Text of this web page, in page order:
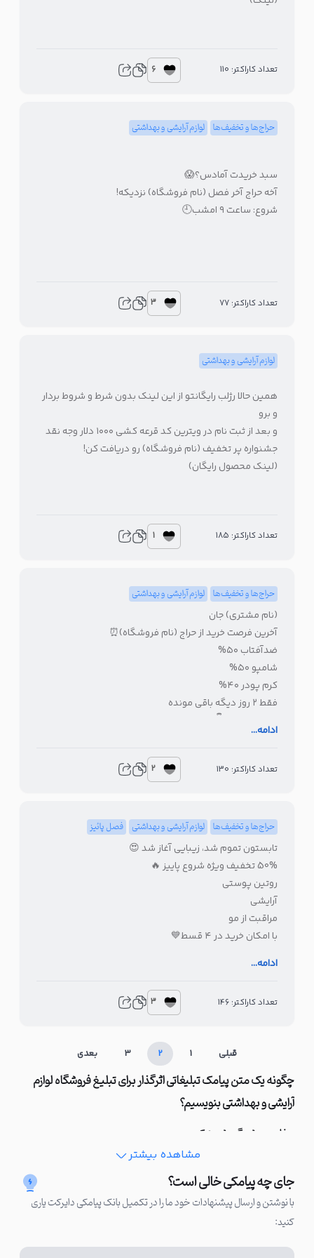
تعداد کاراکتر: 110 6
حراج‌ها و تخفیف‌ها لوازم آرایشی و بهداشتی
سبد خریدت آمادس؟😱
آخه حراج آخر فصل (نام فروشگاه) نزدیکه!
شروع: ساعت ۹ امشب🕘
تعداد کاراکتر: 77 3
لوازم آرایشی و بهداشتی
همین حالا رژلب رایگانتو از این لینک بدون‌ شرط و شروط بردار
و برو
و بعد از ثبت نام در ویترین کد قرعه کشی ۱۰۰۰ دلار وجه نقد
جشنواره پر تخفیف (نام فروشگاه) رو دریافت کن!
(لینک محصول رایگان)
تعداد کاراکتر: 185 1
حراج‌ها و تخفیف‌ها لوازم آرایشی و بهداشتی
(نام مشتری) جان
آخرین فرصت خرید از حراج (نام فروشگاه)⏰
ضدآفتاب ۵۰%
شامپو ۵۰%
کرم پودر ۴۰%
فقط ۲ روز دیگه باقی مونده
خرید اینترنتی👇
ادامه...
تعداد کاراکتر: 130 2
حراج‌ها و تخفیف‌ها لوازم آرایشی و بهداشتی فصل پائیز
تابستون تموم شد، زیبایی آغاز شد 😍
50% تخفیف ویژه شروع پاییز 🔥
روتین پوستی
آرایشی
مراقبت از مو
با امکان خرید در ۴ قسط💙
ادامه...
تعداد کاراکتر: 146 3
قبلی 1
2
3 بعدی
چگونه یک متن پیامک تبلیغاتی اثرگذار برای تبلیغ فروشگاه لوازم
آرایشی و بهداشتی بنویسیم؟
جذاب و چشم‌گیر شروع کنید
متن تبلیغ محصولات پوستی یا لوازم آرایشی فروشگاه شما باید با
اولین جمله، چشم ِ مخاطبتان را بگیرد و در او احساس کنجکاوی و
هیجان ایجاد کند. درست مثل تیتر یک مجله زیبایی که ناخودآگاه
مشاهده بیشتر
جای چه پیامکی خالی است؟
با نوشتن و ارسال پیشنهادات خود ما را در تکمیل بانک پیامکی دایرکت یاری
کنید: